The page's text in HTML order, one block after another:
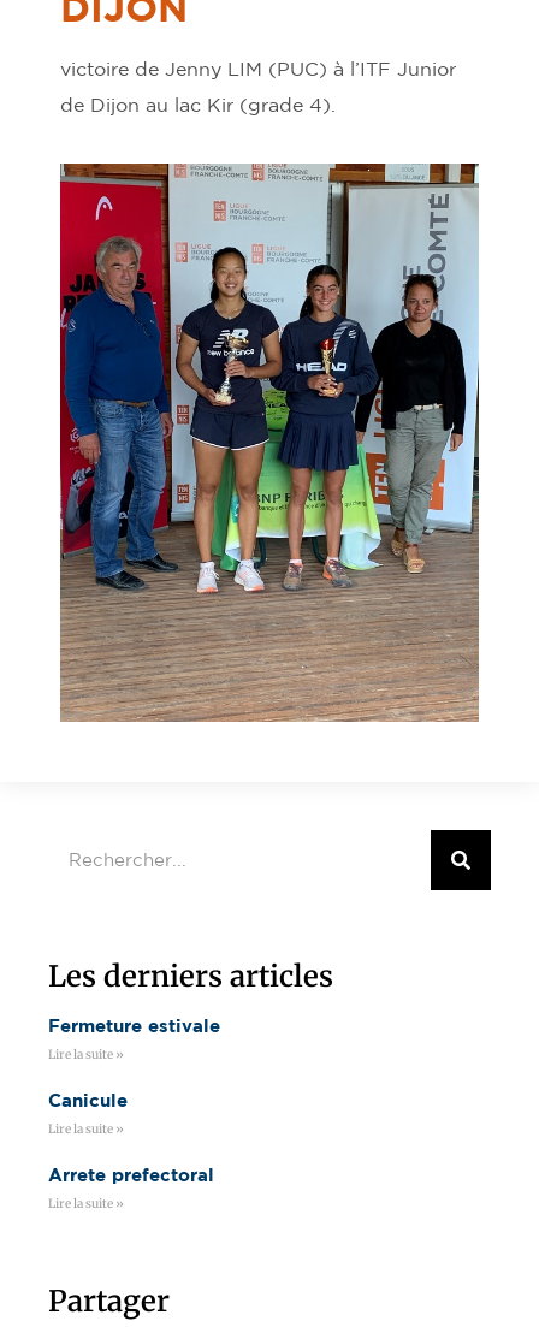
victoire de Jenny LIM (PUC) à l’ITF Junior
de Dijon au lac Kir (grade 4).
Les derniers articles
Fermeture estivale
Lire la suite »
Canicule
Lire la suite »
Arrete prefectoral
Lire la suite »
Partager